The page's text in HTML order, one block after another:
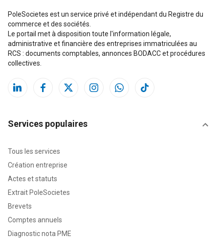
PoleSocietes est un service privé et indépendant du Registre du
commerce et des sociétés.
Le portail met à disposition toute l'information légale,
administrative et financière des entreprises immatriculées au
RCS : documents comptables, annonces BODACC et procédures
collectives.
Services populaires
Tous les services
Création entreprise
Actes et statuts
Extrait PoleSocietes
Brevets
Comptes annuels
Diagnostic nota PME